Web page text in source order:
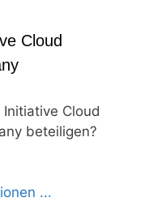
Cloud
Cloud
beteiligen?
...